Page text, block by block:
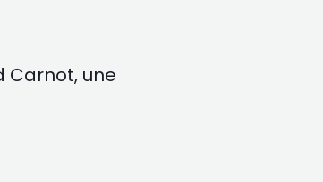
Carnot, une